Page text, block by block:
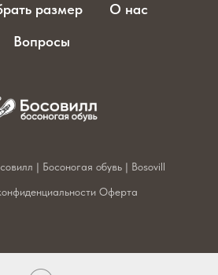
размер
О нас
Вопросы
| Босоногая обувь | Bosovill
Оферта